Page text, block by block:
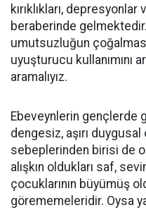
kırıklıkları,
beraberinde
umutsuzluğun
uyuşturucu kullanımını
aramalıyız.
Ebeveynlerin gençlerde
dengesiz, aşırı
sebeplerinden birisi de
alışkın oldukları saf,
çocuklarının büyümüş
görememeleridir. Oysa